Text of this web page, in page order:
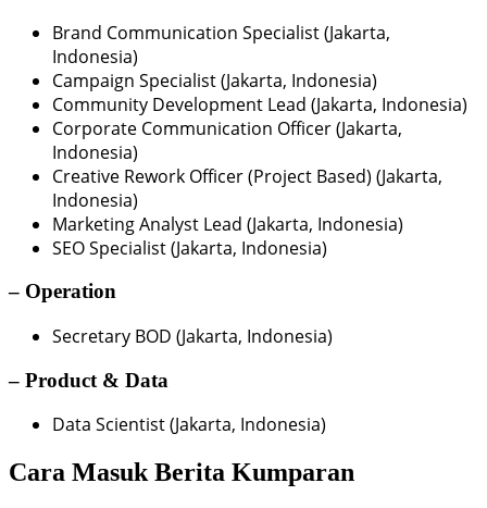
Brand Communication Specialist (Jakarta,
Indonesia)
Campaign Specialist (Jakarta, Indonesia)
Community Development Lead (Jakarta, Indonesia)
Corporate Communication Officer (Jakarta,
Indonesia)
Creative Rework Officer (Project Based) (Jakarta,
Indonesia)
Marketing Analyst Lead (Jakarta, Indonesia)
SEO Specialist (Jakarta, Indonesia)
– Operation
Secretary BOD (Jakarta, Indonesia)
– Product & Data
Data Scientist (Jakarta, Indonesia)
Cara Masuk Berita Kumparan